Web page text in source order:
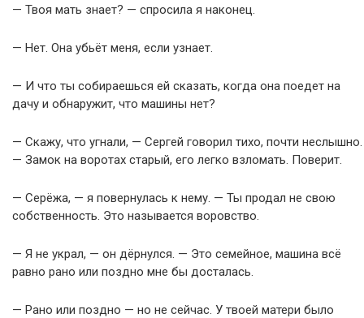
— Твоя мать знает? — спросила я наконец.
— Нет. Она убьёт меня, если узнает.
— И что ты собираешься ей сказать, когда она поедет на
дачу и обнаружит, что машины нет?
— Скажу, что угнали, — Сергей говорил тихо, почти неслышно.
— Замок на воротах старый, его легко взломать. Поверит.
— Серёжа, — я повернулась к нему. — Ты продал не свою
собственность. Это называется воровство.
— Я не украл, — он дёрнулся. — Это семейное, машина всё
равно рано или поздно мне бы досталась.
— Рано или поздно — но не сейчас. У твоей матери было